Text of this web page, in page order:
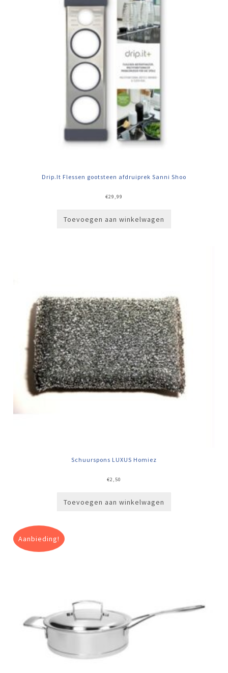
Drip.It Flessen gootsteen afdruiprek Sanni Shoo
€29,99
Toevoegen aan winkelwagen
Schuurspons LUXUS Homiez
€2,50
Toevoegen aan winkelwagen
Aanbieding!